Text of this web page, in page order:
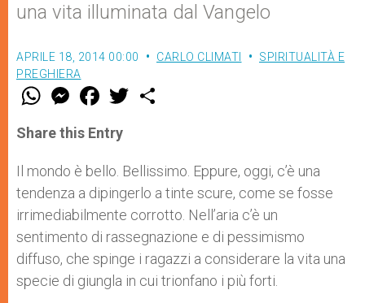
una vita illuminata dal Vangelo
APRILE 18, 2014 00:00 CARLO CLIMATI
SPIRITUALITÀ E
PREGHIERA
W
t
s
p
p
M
e
s
e
g
e
r
F
a
e
b
o
k
w
r
Share this Entry
Il mondo è bello. Bellissimo. Eppure, oggi, c’è una
tendenza a dipingerlo a tinte scure, come se fosse
irrimediabilmente corrotto. Nell’aria c’è un
sentimento di rassegnazione e di pessimismo
diffuso, che spinge i ragazzi a considerare la vita una
specie di giungla in cui trionfano i più forti.